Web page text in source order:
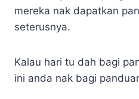
mereka nak dapatkan
seterusnya.
Kalau hari tu dah bagi
ini anda nak bagi